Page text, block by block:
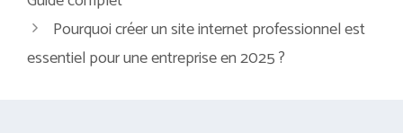
Pourquoi créer un site internet professionnel est
essentiel pour une entreprise en 2025 ?